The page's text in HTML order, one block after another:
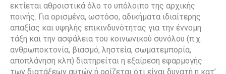
εκτίεται αθροιστικά όλο το υπόλοιπο της αρχικής
ποινής. Για ορισμένα, ωστόσο, αδικήματα ιδιαίτερης
απαξίας και υψηλής επικινδυνότητας για την έννομη
τάξη και την ασφάλεια του κοινωνικού συνόλου (π.χ.
ανθρωποκτονία, βιασμό, ληστεία, σωματεμπορία,
αποπλάνηση κλπ) διατηρείται η εξαίρεση εφαρμογής
των διατάξεων αυτών ή ορίζεται ότι είναι δυνατή η κατ’